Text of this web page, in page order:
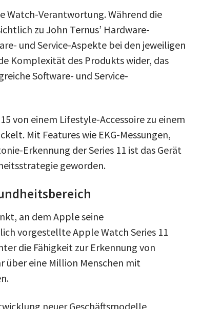
Watch-Verantwortung. Während die
zu John Ternus’ Hardware-
und Service-Aspekte bei den jeweiligen
Komplexität des Produkts wider, das
Software- und Service-
von einem Lifestyle-Accessoire zu einem
Mit Features wie EKG-Messungen,
Erkennung der Series 11 ist das Gerät
geworden.
an dem Apple seine
vorgestellte Apple Watch Series 11
die Fähigkeit zur Erkennung von
eine Million Menschen mit
neuer Geschäftsmodelle